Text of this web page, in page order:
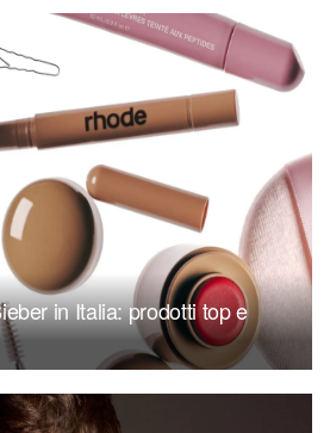
in Italia: prodotti top e